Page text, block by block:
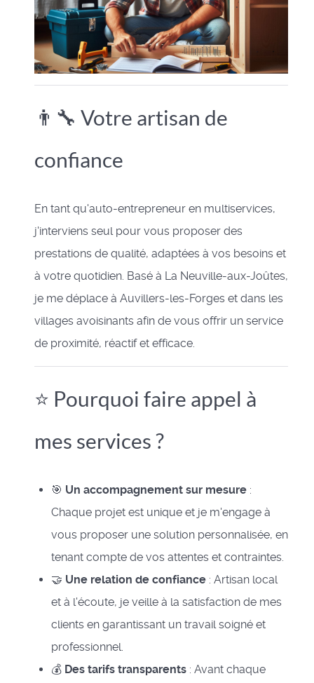
👨‍🔧 Votre artisan de
confiance
En tant qu'auto-entrepreneur en multiservices,
j'interviens seul pour vous proposer des
prestations de qualité, adaptées à vos besoins et
à votre quotidien. Basé à La Neuville-aux-Joûtes,
je me déplace à Auvillers-les-Forges et dans les
villages avoisinants afin de vous offrir un service
de proximité, réactif et efficace.
⭐ Pourquoi faire appel à
mes services ?
🎯 Un accompagnement sur mesure :
Chaque projet est unique et je m'engage à
vous proposer une solution personnalisée, en
tenant compte de vos attentes et contraintes.
🤝 Une relation de confiance : Artisan local
et à l'écoute, je veille à la satisfaction de mes
clients en garantissant un travail soigné et
professionnel.
💰 Des tarifs transparents : Avant chaque